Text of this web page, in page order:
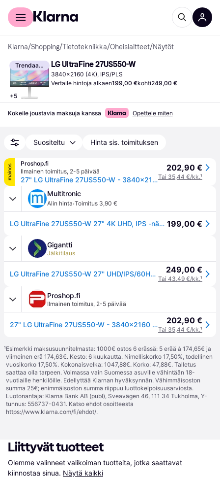
Kuluttajille
Klarna/Shopping/Tietotekniikka/Oheislaitteet/Näytöt
Trendaava
+5
LG UltraFine 27US550-W
3840x2160 (4K), IPS/PLS
Vertaile hintoja alkaen199,00 €kohti249,00 €
Kokeile joustavia maksuja kanssa Opettele miten
Suositeltu Hinta sis. toimituksen
mainos
Proshop.fi
Ilmainen toimitus, 2-5 päivää
27" LG UltraFine 27US550-W - 3840x2160 (4K) - 60Hz - IPS
202,90 €
Tai 35,44 €/kk.¹
Multitronic
Alin hinta·Toimitus 3,90 €
LG UltraFine 27US550-W 27" 4K UHD, IPS -näyttö, HDR10 199,00 €
Gigantti
Jälkitilaus
LG UltraFine 27US550-W 27'' UHD/IPS/60Hz/5ms monitor 249,00 €
Tai 43,49 €/kk.¹
Proshop.fi
Ilmainen toimitus, 2-5 päivää
27" LG UltraFine 27US550-W - 3840x2160 (4K) - 60Hz - IPS 202,90 €
Tai 35,44 €/kk.¹
¹Esimerkki maksusuunnitelmasta: 1000€ ostos 6 erässä: 5 erää à 174,65€ ja
viimeinen erä 174,63€. Kesto: 6 kuukautta. Nimelliskorko 17,50%, todellinen
vuosikorko 17,50%. Kokonaisvelka: 1047,88€. Korko: 47,88€. Talletus
saattaa olla tarpeen. Voimassa vain Suomessa asuville vähintään 18-
vuotiaille henkilöille. Edellyttää Klarnan hyväksynnän. Vähimmäisoston
summa 25€; enimmäisoston summa riippuu luottokelpoisuusarviosta.
Luotonantaja: Klarna Bank AB (publ), Sveavägen 46, 111 34 Tukholma, Y-
tunnus: 556737-0431. Katso ehdot osoitteesta
https://www.klarna.com/fi/ehdot/.
Liittyvät tuotteet
Olemme valinneet valikoiman tuotteita, jotka saattavat
kiinnostaa sinua. Näytä kaikki